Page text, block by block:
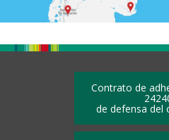
Contrato de
de defensa del